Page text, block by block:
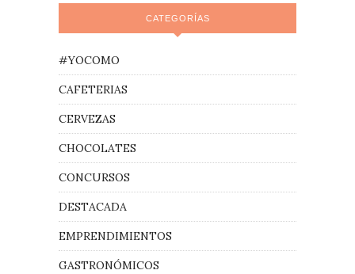
CATEGORÍAS
#YOCOMO
CAFETERIAS
CERVEZAS
CHOCOLATES
CONCURSOS
DESTACADA
EMPRENDIMIENTOS
GASTRONÓMICOS